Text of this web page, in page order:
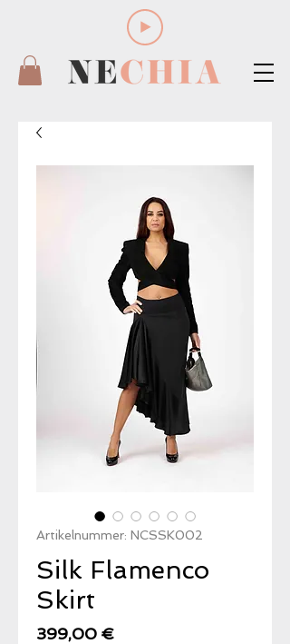
Artikelnummer: NCSSK002
Silk Flamenco
Skirt
399,00 €Preis